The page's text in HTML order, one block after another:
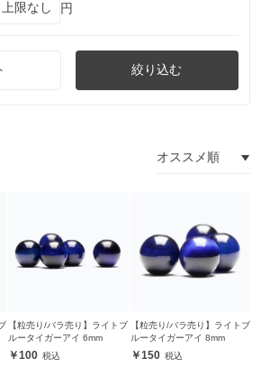
円
絞り込む
【粒売り/バラ売り】ライトブ
ルータイガーアイ 6mm
100
【粒売り/バラ売り】ライトブ
ルータイガーアイ 8mm
150